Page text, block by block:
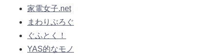
家電女子.net
まわりぶろぐ
ぐふとく！
YAS的なモノ